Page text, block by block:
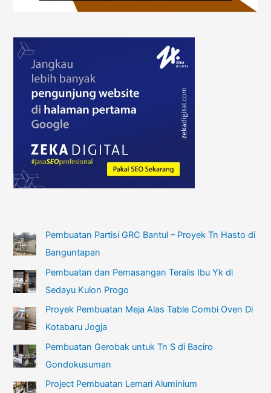
Pembuatan Partisi GRC Bantul – Proyek Tn Hasto di
Banguntapan
Pembuatan dan Pemasangan Teralis Ibu Yk di
Sedayu Kulon Progo
Proyek Pembuatan Meja Alas Table Combi Oven Di
Kotabaru Jogja
Pembuatan Gerobak untuk Tn S di Baciro
Gondokusuman
Project Pembuatan Lemari Aluminium